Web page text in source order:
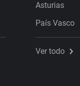
Asturias
País Vasco
Ver todo